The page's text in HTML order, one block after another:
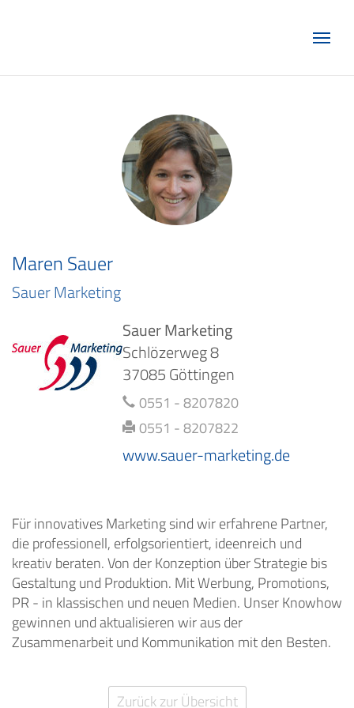
Maren Sauer
Sauer Marketing
Sauer Marketing
Schlözerweg 8
37085 Göttingen
0551 - 8207820
0551 - 8207822
www.sauer-marketing.de
Für innovatives Marketing sind wir erfahrene Partner,
die professionell, erfolgsorientiert, ideenreich und
kreativ beraten. Von der Konzeption über Strategie bis
Gestaltung und Produktion. Mit Werbung, Promotions,
PR - in klassischen und neuen Medien. Unser Knowhow
gewinnen und aktualisieren wir aus der
Zusammenarbeit und Kommunikation mit den Besten.
Zurück zur Übersicht